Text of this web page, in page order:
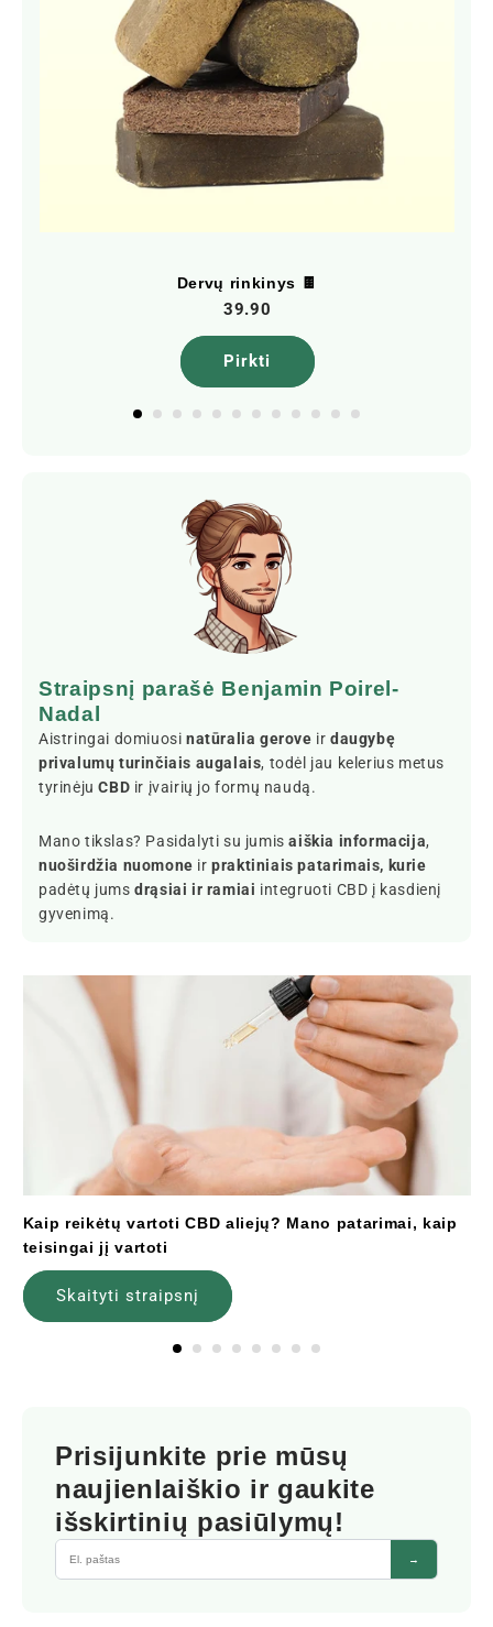
Dervų rinkinys 🍫
39.90
Pirkti
Straipsnį parašė Benjamin Poirel-
Nadal
Aistringai domiuosi natūralia gerove irdaugybę
privalumų turinčiais augalais, todėl jau kelerius metus
tyrinėjuCBD ir įvairių jo formų naudą.
Mano tikslas? Pasidalyti su jumisaiškia informacija,
nuoširdžia nuomone irpraktiniais patarimais, kurie
padėtų jumsdrąsiai ir ramiai integruoti CBD į kasdienį
gyvenimą.
Kaip reikėtų vartoti CBD aliejų? Mano patarimai, kaip
teisingai jį vartoti
Skaityti straipsnį
Prisijunkite prie mūsų
naujienlaiškio ir gaukite
išskirtinių pasiūlymų!
→